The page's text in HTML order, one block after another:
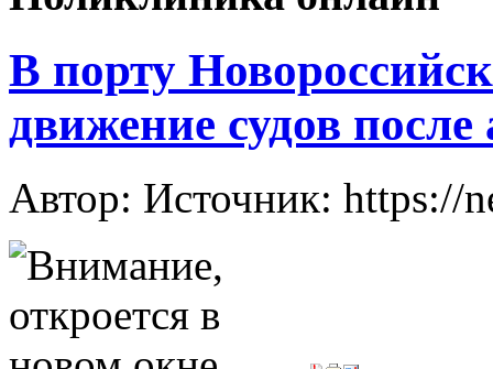
В порту
движение судов
Автор: Источник: https://